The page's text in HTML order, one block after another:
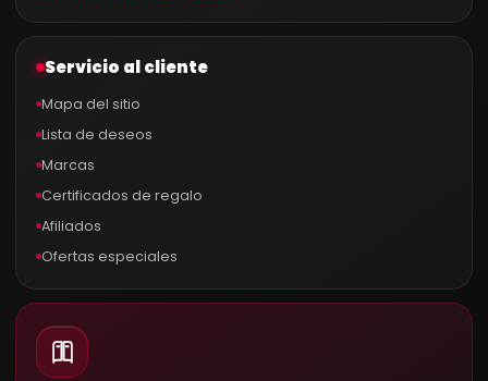
Servicio al cliente
Mapa del sitio
Lista de deseos
Marcas
Certificados de regalo
Afiliados
Ofertas especiales